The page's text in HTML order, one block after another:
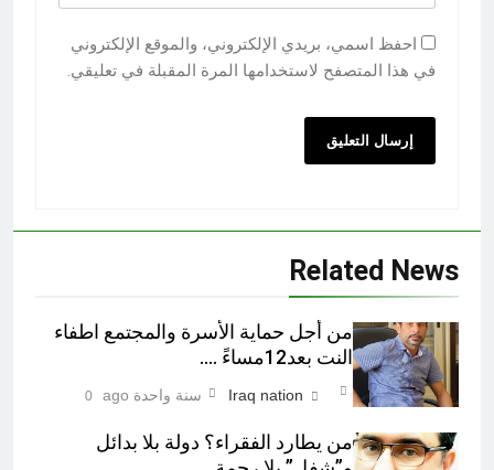
احفظ اسمي، بريدي الإلكتروني، والموقع الإلكتروني
في هذا المتصفح لاستخدامها المرة المقبلة في تعليقي.
Related News
من أجل حماية الأسرة والمجتمع اطفاء
النت بعد12مساءً ….
Iraq nation سنة واحدة ago 0
من يطارد الفقراء؟ دولة بلا بدائل